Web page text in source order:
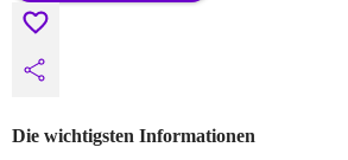
Die wichtigsten Informationen